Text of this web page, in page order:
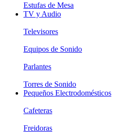
Estufas de Mesa
TV y Audio
Televisores
Equipos de Sonido
Parlantes
Torres de Sonido
Pequeños Electrodomésticos
Cafeteras
Freidoras